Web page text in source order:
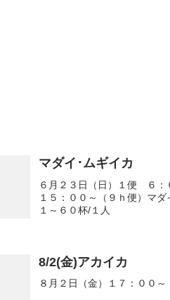
マダイ･ムギイカ
６月２３日（日）１便 ６
１５：００～（９ｈ便）
１～６０杯/１人
8/2(金)アカイカ
８月２日（金）１７：００